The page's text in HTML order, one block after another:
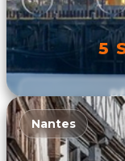
5
Nantes